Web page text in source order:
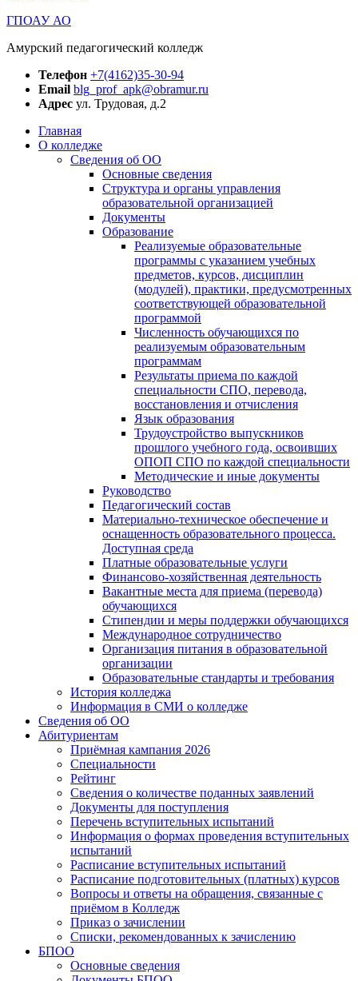
ГПОАУ АО
Амурский педагогический колледж
Телефон +7(4162)35-30-94
Email blg_prof_apk@obramur.ru
Адрес ул. Трудовая, д.2
Главная
О колледже
Сведения об ОО
Основные сведения
Структура и органы управления
образовательной организацией
Документы
Образование
Реализуемые образовательные
программы с указанием учебных
предметов, курсов, дисциплин
(модулей), практики, предусмотренных
соответствующей образовательной
программой
Численность обучающихся по
реализуемым образовательным
программам
Результаты приема по каждой
специальности СПО, перевода,
восстановления и отчисления
Язык образования
Трудоустройство выпускников
прошлого учебного года, освоивших
ОПОП СПО по каждой специальности
Методические и иные документы
Руководство
Педагогический состав
Материально-техническое обеспечение и
оснащенность образовательного процесса.
Доступная среда
Платные образовательные услуги
Финансово-хозяйственная деятельность
Вакантные места для приема (перевода)
обучающихся
Стипендии и меры поддержки обучающихся
Международное сотрудничество
Организация питания в образовательной
организации
Образовательные стандарты и требования
История колледжа
Информация в СМИ о колледже
Сведения об ОО
Абитуриентам
Приёмная кампания 2026
Специальности
Рейтинг
Сведения о количестве поданных заявлений
Документы для поступления
Перечень вступительных испытаний
Информация о формах проведения вступительных
испытаний
Расписание вступительных испытаний
Расписание подготовительных (платных) курсов
Вопросы и ответы на обращения, связанные с
приёмом в Колледж
Приказ о зачислении
Списки, рекомендованных к зачислению
БПОО
Основные сведения